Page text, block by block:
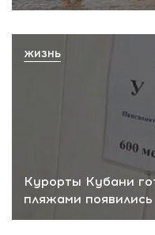
Курорты Кубани
пляжами
ЖИЗНЬ